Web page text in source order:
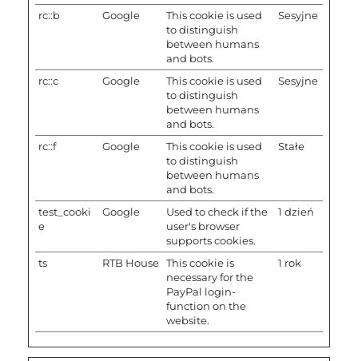
rc::b Google
This cookie is used
to distinguish
between humans
and bots.
Sesyjne
rc::c Google
This cookie is used
to distinguish
between humans
and bots.
Sesyjne
rc::f Google
This cookie is used
to distinguish
between humans
and bots.
Stałe
test_cooki
e
Google
Used to check if the
user's browser
supports cookies.
1 dzień
ts RTB House This cookie is
necessary for the
PayPal login-
function on the
website.
1 rok